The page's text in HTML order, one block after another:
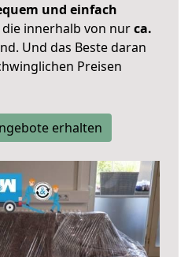
und einfach
die innerhalb von nurca.
Und das Beste daran
Preisen
erhalten